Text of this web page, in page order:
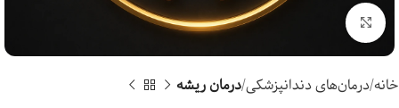
بزرگنمایی
خانهدرمان‌های دندانپزشکیدرمان ریشه